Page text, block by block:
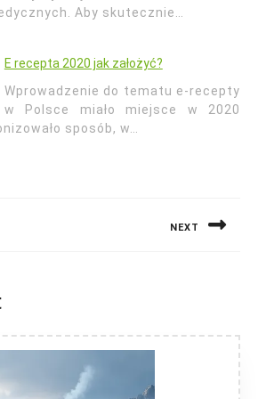
Aby skutecznie…
E recepta 2020 jak założyć?
Wprowadzenie do tematu e-recepty
w Polsce miało miejsce w 2020
sposób, w…
NEXT